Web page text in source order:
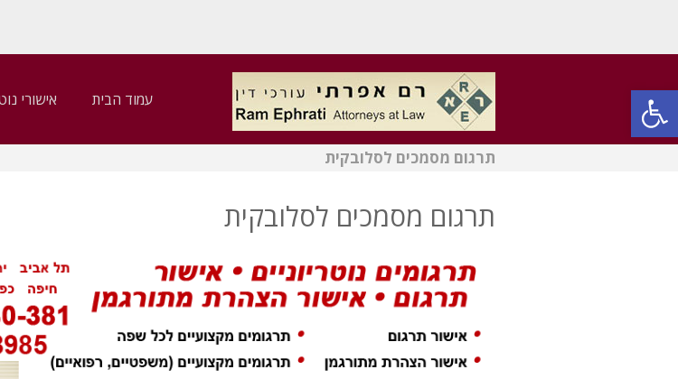
פתח סרגל נגישות עמוד הבית אישורי
תרגום מסמכים לסלובקית
תרגום מסמכים לסלובקית